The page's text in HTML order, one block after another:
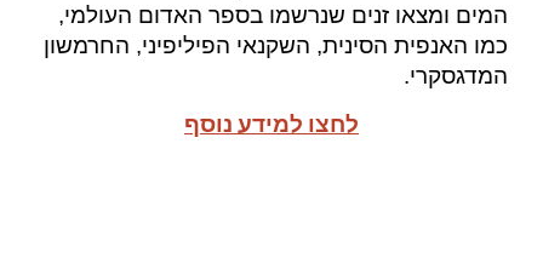
המים ומצאו זנים שנרשמו בספר האדום העולמי,
כמו האנפית הסינית, השקנאי הפיליפיני, החרמשון
המדגסקרי.
לחצו למידע נוסף